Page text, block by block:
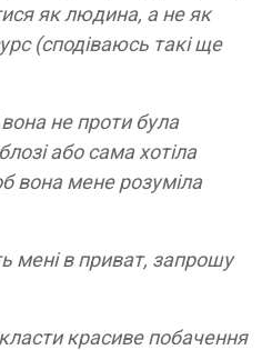
як людина, а не як
(сподіваюсь такі ще
не проти була
або сама хотіла
вона мене розуміла
мені в приват, запрошу
красиве побачення